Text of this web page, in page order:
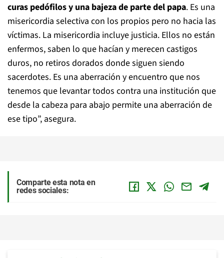
curas pedófilos y una bajeza de parte del papa. Es una
misericordia selectiva con los propios pero no hacia las
víctimas. La misericordia incluye justicia. Ellos no están
enfermos, saben lo que hacían y merecen castigos
duros, no retiros dorados donde siguen siendo
sacerdotes. Es una aberración y encuentro que nos
tenemos que levantar todos contra una institución que
desde la cabeza para abajo permite una aberración de
ese tipo”, asegura.
Comparte esta nota en
redes sociales: